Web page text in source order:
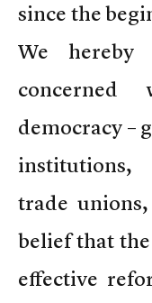
since the
We
democracy –
institutions,
trade
belief that
effective